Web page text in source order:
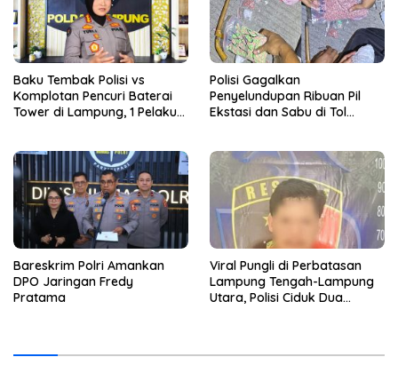
Baku Tembak Polisi vs
Komplotan Pencuri Baterai
Tower di Lampung, 1 Pelaku
Polisi Gagalkan
Penyelundupan Ribuan Pil
Ekstasi dan Sabu di Tol
Bareskrim Polri Amankan
DPO Jaringan Fredy
Pratama
Viral Pungli di Perbatasan
Lampung Tengah-Lampung
Utara, Polisi Ciduk Dua